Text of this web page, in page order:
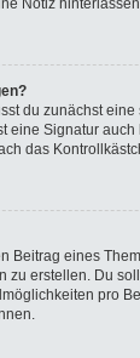
Notiz
du zunächst
eine Signatur
das
Beitrag eines
erstellen. Du
pro